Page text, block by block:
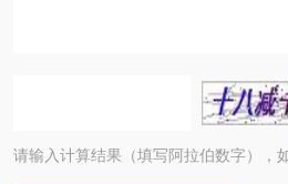
请输入计算结果（填写阿拉伯数字），